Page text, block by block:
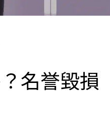
名誉毀損